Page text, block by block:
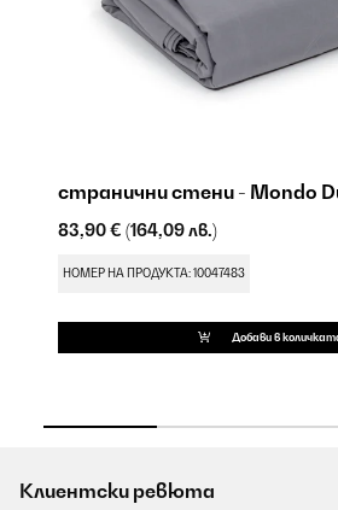
странични стени - Mondo
83,90 € (164,09 лв.)
НОМЕР НА ПРОДУКТА: 10047483
Добави в
Клиентски ревюта